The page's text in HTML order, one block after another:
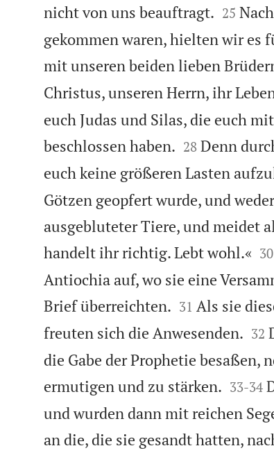
nicht von uns beauftragt.
25
gekommen waren, hielten wir es
mit unseren beiden lieben
Christus, unseren Herrn, ihr
euch Judas und Silas, die euch
beschlossen haben.
28 Denn
euch keine größeren Lasten
Götzen geopfert wurde, und
ausgebluteter Tiere, und meidet
handelt ihr richtig. Lebt wohl.«
30
Antiochia auf, wo sie eine
Brief überreichten.
31 Als sie
freuten sich die Anwesenden.
32
die Gabe der Prophetie besaßen,
ermutigen und zu stärken.
33-34
und wurden dann mit reichen
an die, die sie gesandt hatten,